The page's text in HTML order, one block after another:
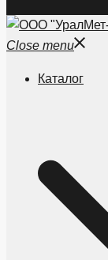
Close menu
Каталог